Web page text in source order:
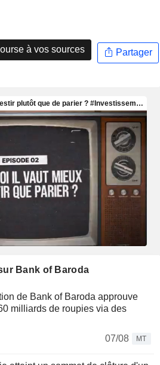
à vos sources Partager
Bank of Baroda
de Bank of Baroda approuve
milliards de roupies via des
07/08
MT